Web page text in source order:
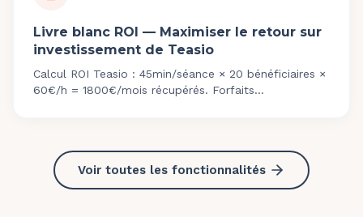
Livre blanc ROI — Maximiser le retour sur
investissement de Teasio
Calcul ROI Teasio : 45min/séance × 20 bénéficiaires ×
60€/h = 1800€/mois récupérés. Forfaits
Voir toutes les fonctionnalités